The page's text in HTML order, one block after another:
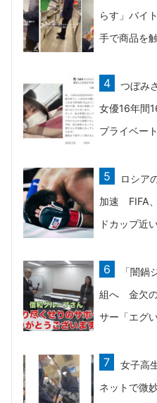
らす」バイ
手で商品を
つぼみ
女優16年間
プライベー
ロシア
加速 FIFA
ドカップ近
「闇
組へ 金欠の
サー「エグ
女子高
ネットで微